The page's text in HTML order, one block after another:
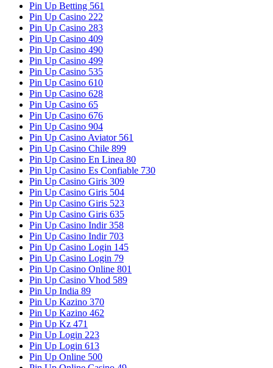
Pin Up Betting 561
Pin Up Casino 222
Pin Up Casino 283
Pin Up Casino 409
Pin Up Casino 490
Pin Up Casino 499
Pin Up Casino 535
Pin Up Casino 610
Pin Up Casino 628
Pin Up Casino 65
Pin Up Casino 676
Pin Up Casino 904
Pin Up Casino Aviator 561
Pin Up Casino Chile 899
Pin Up Casino En Linea 80
Pin Up Casino Es Confiable 730
Pin Up Casino Giris 309
Pin Up Casino Giris 504
Pin Up Casino Giris 523
Pin Up Casino Giris 635
Pin Up Casino Indir 358
Pin Up Casino Indir 703
Pin Up Casino Login 145
Pin Up Casino Login 79
Pin Up Casino Online 801
Pin Up Casino Vhod 589
Pin Up India 89
Pin Up Kazino 370
Pin Up Kazino 462
Pin Up Kz 471
Pin Up Login 223
Pin Up Login 613
Pin Up Online 500